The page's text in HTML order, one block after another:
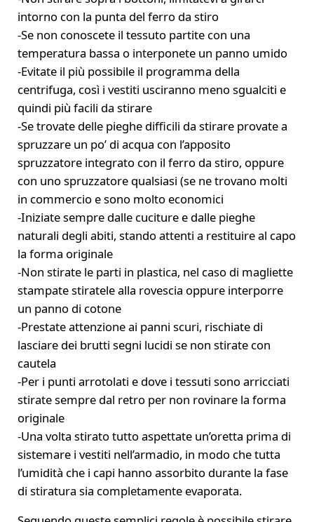
intorno con la punta del ferro da stiro
-Se non conoscete il tessuto partite con una
temperatura bassa o interponete un panno umido
-Evitate il più possibile il programma della
centrifuga, così i vestiti usciranno meno sgualciti e
quindi più facili da stirare
-Se trovate delle pieghe difficili da stirare provate a
spruzzare un po’ di acqua con l’apposito
spruzzatore integrato con il ferro da stiro, oppure
con uno spruzzatore qualsiasi (se ne trovano molti
in commercio e sono molto economici
-Iniziate sempre dalle cuciture e dalle pieghe
naturali degli abiti, stando attenti a restituire al capo
la forma originale
-Non stirate le parti in plastica, nel caso di magliette
stampate stiratele alla rovescia oppure interporre
un panno di cotone
-Prestate attenzione ai panni scuri, rischiate di
lasciare dei brutti segni lucidi se non stirate con
cautela
-Per i punti arrotolati e dove i tessuti sono arricciati
stirate sempre dal retro per non rovinare la forma
originale
-Una volta stirato tutto aspettate un’oretta prima di
sistemare i vestiti nell’armadio, in modo che tutta
l’umidità che i capi hanno assorbito durante la fase
di stiratura sia completamente evaporata.